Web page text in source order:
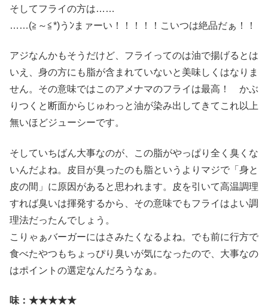
そしてフライの方は……
……(≧～≦*)うﾝまァーい！！！！！こいつは絶品だぁ！！
アジなんかもそうだけど、フライってのは油で揚げるとは
いえ、身の方にも脂が含まれていないと美味しくはなりま
せん。その意味ではこのアメナマのフライは最高！ かぶ
りつくと断面からじゅわっと油が染み出してきてこれ以上
無いほどジューシーです。
そしていちばん大事なのが、この脂がやっぱり全く臭くな
いんだよね。皮目が臭ったのも脂というよりマジで「身と
皮の間」に原因があると思われます。皮を引いて高温調理
すれば臭いは揮発するから、その意味でもフライはよい調
理法だったんでしょう。
こりゃぁバーガーにはさみたくなるよね。でも前に行方で
食べたやつもちょっぴり臭いが気になったので、大事なの
はポイントの選定なんだろうなぁ。
味：★★★★★